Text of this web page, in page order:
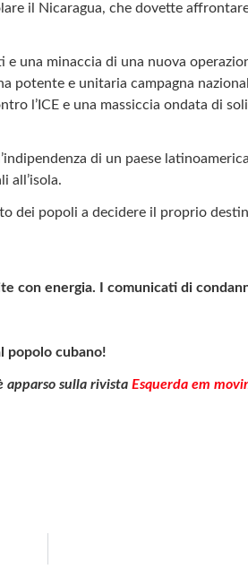
il Nicaragua, che dovette
una minaccia di una nuova
e unitaria campagna
l’ICE e una massiccia ondata di
di un paese
all’isola.
popoli a decidere il proprio
con energia. I comunicati di
popolo cubano!
apparso sulla rivista Esquerda em